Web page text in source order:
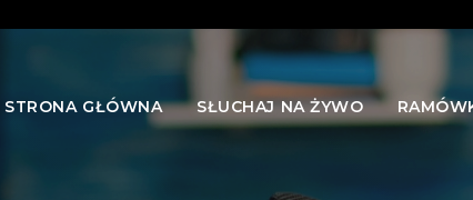
STRONA GŁÓWNA SŁUCHAJ NA ŻYWO